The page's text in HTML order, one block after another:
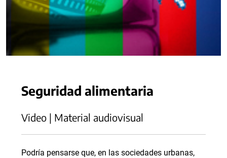
Seguridad alimentaria
Video | Material audiovisual
Podría pensarse que, en las sociedades urbanas,